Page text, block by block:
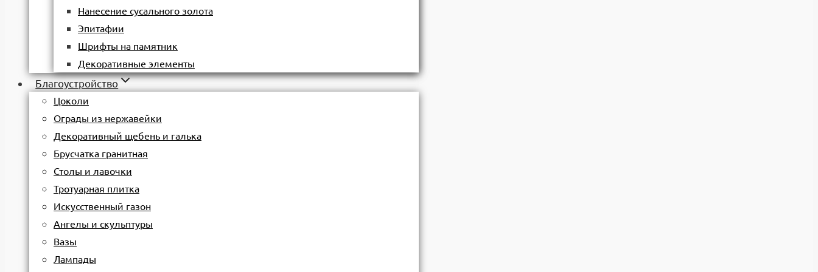
Нанесение сусального золота
Эпитафии
Шрифты на памятник
Декоративные элементы
Благоустройство
Цоколи
Ограды из нержавейки
Декоративный щебень и галька
Брусчатка гранитная
Столы и лавочки
Тротуарная плитка
Искусственный газон
Ангелы и скульптуры
Вазы
Лампады